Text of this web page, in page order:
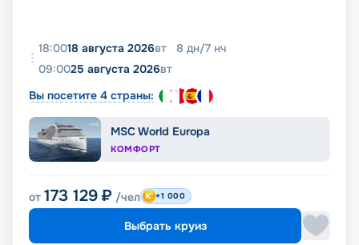
18:0018 августа 2026вт 8 дн/7 нч
09:0025 августа 2026вт
Вы посетите 4 страны:
MSC World Europa
КОМФОРТ
от 173 129 ₽ /чел +1 000
Выбрать круиз